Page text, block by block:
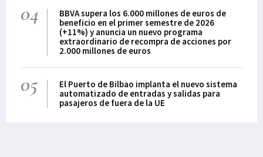
04
BBVA supera los 6.000 millones de euros de
beneficio en el primer semestre de 2026
(+11%) y anuncia un nuevo programa
extraordinario de recompra de acciones por
2.000 millones de euros
05
El Puerto de Bilbao implanta el nuevo sistema
automatizado de entradas y salidas para
pasajeros de fuera de la UE